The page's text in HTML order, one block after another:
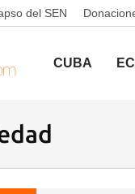
del SEN
CUBA